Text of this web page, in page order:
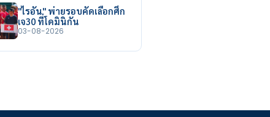
"ไรอัน" พ่ายรอบคัดเลือกศึก
เจ30 ที่โดมินิกัน
03-08-2026